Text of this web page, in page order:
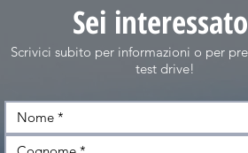
Sei
Scrivici subito per informazioni o per
test drive!